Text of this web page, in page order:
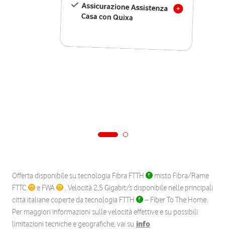
Assicurazione Assistenza
Casa con Quixa
Offerta disponibile su tecnologia Fibra FTTH
misto Fibra/Rame
FTTC
e FWA
. Velocità 2,5 Gigabit/s disponibile nelle principali
città italiane coperte da tecnologia FTTH
– Fiber To The Home.
Per maggiori informazioni sulle velocità effettive e su possibili
limitazioni tecniche e geografiche, vai su info